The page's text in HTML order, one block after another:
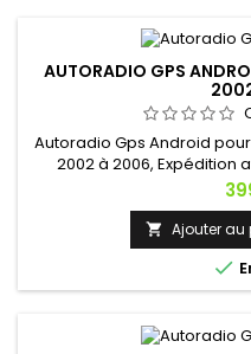
AUTORADIO GPS
Autoradio Gps Android
2002 à 2006, Expédition
contacter si Prix
 Ajouter au
